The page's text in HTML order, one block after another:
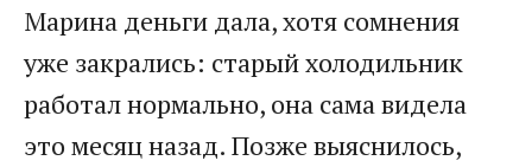
Марина деньги дала, хотя сомнения
уже закрались: старый холодильник
работал нормально, она сама видела
это месяц назад. Позже выяснилось,